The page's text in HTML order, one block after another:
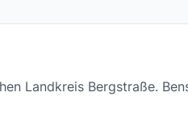
Landkreis Bergstraße.